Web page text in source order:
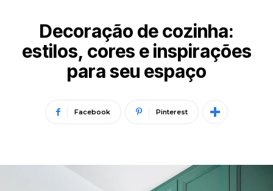
Decoração de cozinha:
estilos, cores e inspirações
para seu espaço
Facebook Pinterest